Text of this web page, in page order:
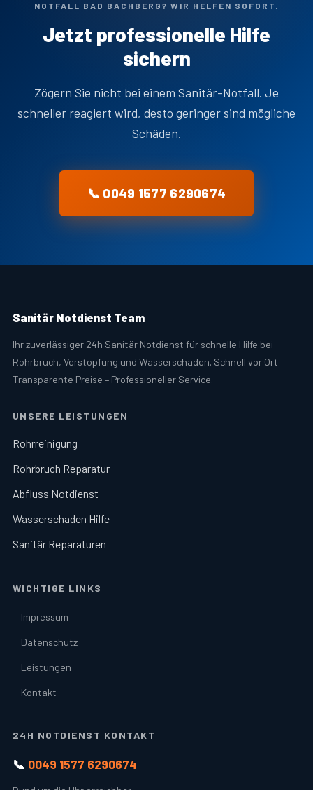
NOTFALL BAD BACHBERG? WIR HELFEN SOFORT.
Jetzt professionelle Hilfe
sichern
Zögern Sie nicht bei einem Sanitär-Notfall. Je
schneller reagiert wird, desto geringer sind mögliche
Schäden.
📞 0049 1577 6290674
Sanitär Notdienst Team
Ihr zuverlässiger 24h Sanitär Notdienst für schnelle Hilfe bei
Rohrbruch, Verstopfung und Wasserschäden. Schnell vor Ort –
Transparente Preise – Professioneller Service.
UNSERE LEISTUNGEN
Rohrreinigung
Rohrbruch Reparatur
Abfluss Notdienst
Wasserschaden Hilfe
Sanitär Reparaturen
WICHTIGE LINKS
Impressum
Datenschutz
Leistungen
Kontakt
24H NOTDIENST KONTAKT
📞 0049 1577 6290674